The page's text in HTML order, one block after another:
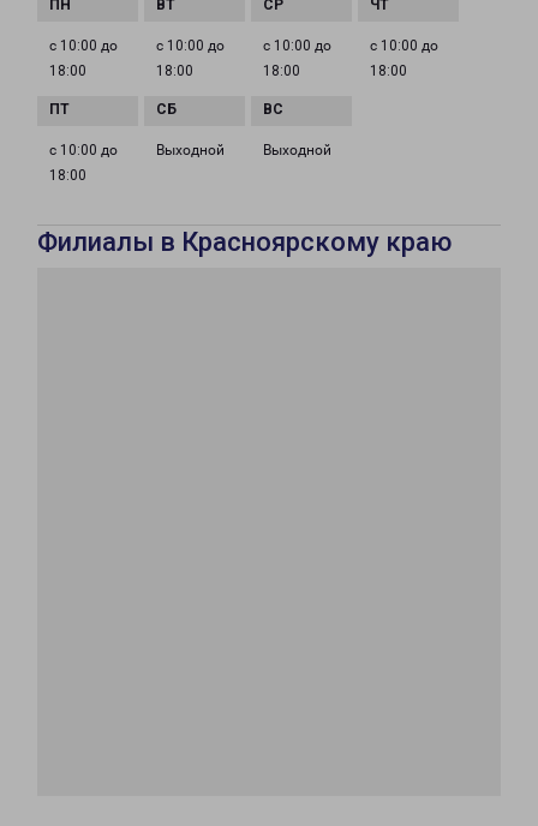
с 10:00 до
18:00
с 10:00 до
18:00
с 10:00 до
18:00
с 10:00 до
18:00
с 10:00 до
18:00
Выходной Выходной
Филиалы в Красноярскому краю